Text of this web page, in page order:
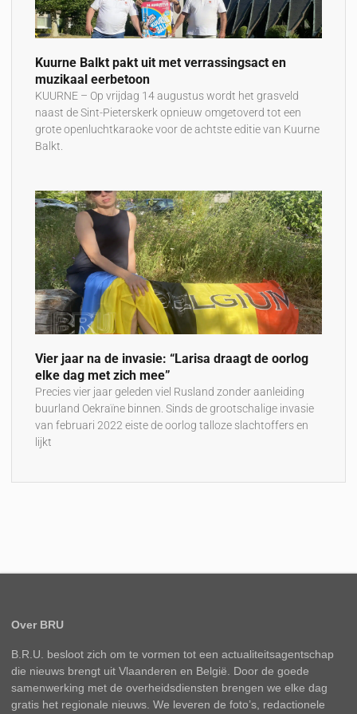
Kuurne Balkt pakt uit met verrassingsact en
muzikaal eerbetoon
KUURNE – Op vrijdag 14 augustus wordt het grasveld
naast de Sint-Pieterskerk opnieuw omgetoverd tot een
grote openluchtkaraoke voor de achtste editie van Kuurne
Balkt.
Vier jaar na de invasie: “Larisa draagt de oorlog
elke dag met zich mee”
Precies vier jaar geleden viel Rusland zonder aanleiding
buurland Oekraïne binnen. Sinds de grootschalige invasie
van februari 2022 eiste de oorlog talloze slachtoffers en
lijkt
Over BRU
B.R.U. besloot zich om te vormen tot een actualiteitsagentschap
die nieuws brengt uit Vlaanderen en België. Door de goede
samenwerking met de overheidsdiensten brengen we elke dag
gratis het regionale nieuws. We leveren de foto’s, redactionele